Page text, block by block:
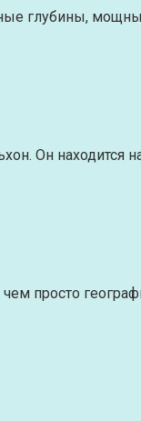
глубины,
Он
просто